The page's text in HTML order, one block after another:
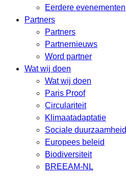
Eerdere evenementen
Partners
Partners
Partnernieuws
Word partner
Wat wij doen
Wat wij doen
Paris Proof
Circulariteit
Klimaatadaptatie
Sociale duurzaamheid
Europees beleid
Biodiversiteit
BREEAM-NL